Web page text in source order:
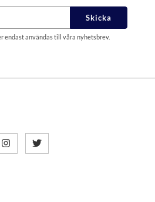
Skicka
endast användas till våra nyhetsbrev.